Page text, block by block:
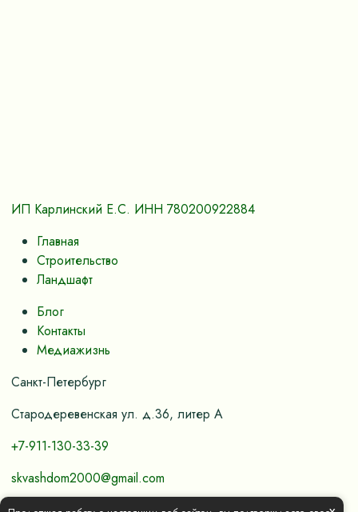
ИП Карлинский Е.С. ИНН 780200922884
Главная
Строительство
Ландшафт
Блог
Контакты
Медиажизнь
Санкт-Петербург
Стародеревенская ул. д.36, литер А
+7-911-130-33-39
skvashdom2000@gmail.com